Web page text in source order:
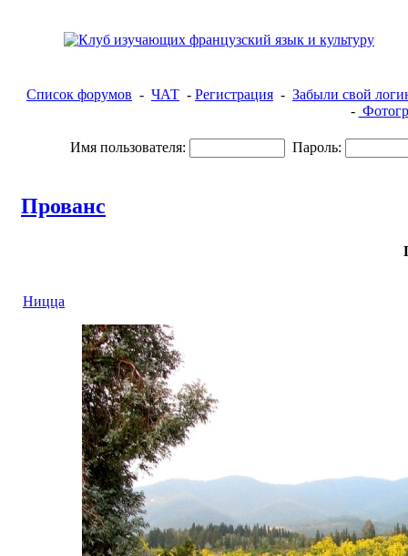
Список форумов - ЧАТ - Регистрация - Забыли свой
-
Имя пользователя: Пароль:
Прованс
Ницца